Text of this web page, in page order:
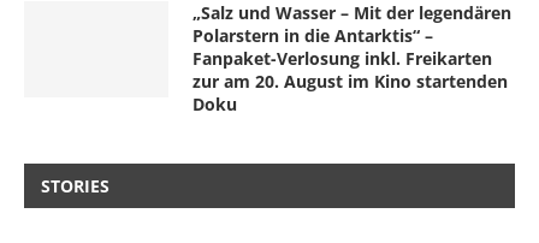
„Salz und Wasser – Mit der legendären
Polarstern in die Antarktis“ –
Fanpaket-Verlosung inkl. Freikarten
zur am 20. August im Kino startenden
Doku
STORIES